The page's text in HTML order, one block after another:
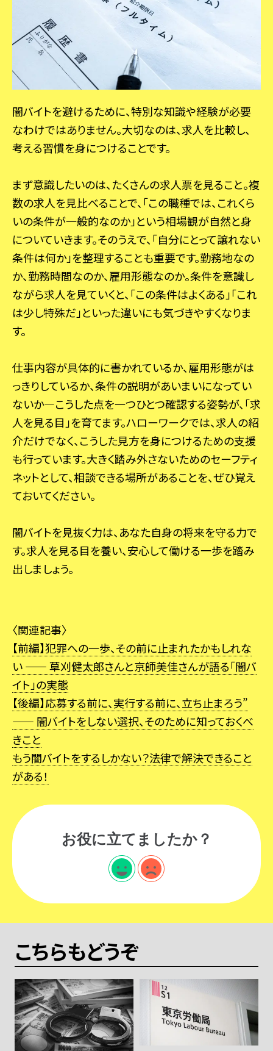
闇バイトを避けるために、特別な知識や経験が必要
なわけではありません。大切なのは、求人を比較し、
考える習慣を身につけることです。
まず意識したいのは、たくさんの求人票を見ること。複
数の求人を見比べることで、「この職種では、これくら
いの条件が一般的なのか」という相場観が自然と身
についていきます。そのうえで、「自分にとって譲れない
条件は何か」を整理することも重要です。勤務地なの
か、勤務時間なのか、雇用形態なのか。条件を意識し
ながら求人を見ていくと、「この条件はよくある」「これ
は少し特殊だ」といった違いにも気づきやすくなりま
す。
仕事内容が具体的に書かれているか、雇用形態がは
っきりしているか、条件の説明があいまいになってい
ないか―こうした点を一つひとつ確認する姿勢が、「求
人を見る目」を育てます。ハローワークでは、求人の紹
介だけでなく、こうした見方を身につけるための支援
も行っています。大きく踏み外さないためのセーフティ
ネットとして、相談できる場所があることを、ぜひ覚え
ておいてください。
闇バイトを見抜く力は、あなた自身の将来を守る力で
す。求人を見る目を養い、安心して働ける一歩を踏み
出しましょう。
〈関連記事〉
【前編】犯罪への一歩、その前に止まれたかもしれな
い —— 草刈健太郎さんと京師美佳さんが語る「闇バ
イト」の実態
【後編】応募する前に、実行する前に、立ち止まろう”
—— 闇バイトをしない選択、そのために知っておくべ
きこと
もう闇バイトをするしかない？法律で解決できること
がある！
お役に立てましたか？
こちらもどうぞ